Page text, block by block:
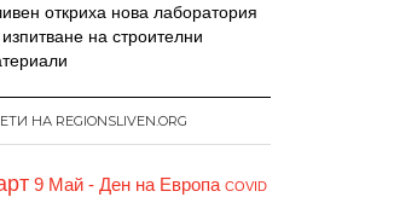
откриха нова лаборатория
изпитване на строителни
НА REGIONSLIVEN.ORG
9 Май - Ден на Европа COVID